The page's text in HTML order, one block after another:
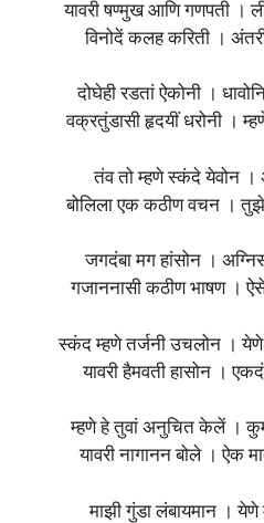
यावरी षण्मुख आणि गणपती ।
विनोदें कलह करिती ।
दोघेही रडतां ऐकोनी ।
वक्रतुंडासी हृदयीं धरोनी ।
तंव तो म्हणे स्कंदे येवोन ।
बोलिला एक कठीण वचन ।
जगदंबा मग हांसोन ।
गजाननासी कठीण भाषण ।
स्कंद म्हणे तर्जनी उचलोन । येणे
यावरी हैमवती हासोन ।
म्हणे हे तुवां अनुचित केलें ।
यावरी नागानन बोले । ऐक
माझी गुंडा लंबायमान ।